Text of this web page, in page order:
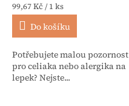
Měrná cena:
99,67 Kč / 1 ks
Do košíku
Potřebujete malou pozornost
pro celiaka nebo alergika na
lepek? Nejste...